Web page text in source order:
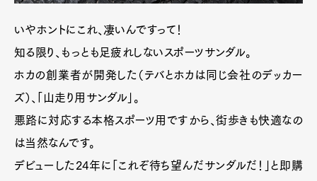
いやホントにこれ、凄いんですって！
知る限り、もっとも足疲れしないスポーツサンダル。
ホカの創業者が開発した（テバとホカは同じ会社のデッカー
ズ）、「山走り用サンダル」。
悪路に対応する本格スポーツ用ですから、街歩きも快適なの
は当然なんです。
デビューした24年に「これぞ待ち望んだサンダルだ！」と即購